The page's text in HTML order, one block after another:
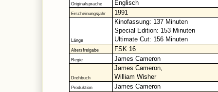
Originalsprache Englisch
Erscheinungsjahr 1991
Länge
Kinofassung: 137 Minuten
Special Edition: 153 Minuten
Ultimate Cut: 156 Minuten
Altersfreigabe FSK 16
Regie James Cameron
Drehbuch
James Cameron,
William Wisher
Produktion James Cameron